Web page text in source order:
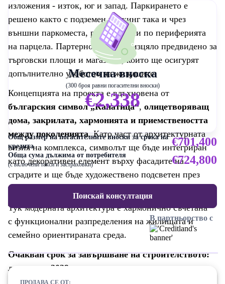
изложения - изток, юг и запад. Паркирането е
решено както с подземен паркинг така и чрез
външни паркоместа, разположени по периферията
на парцела. Партерното ниво е изцяло предвидено за
търговски площи и магазини, които ще осигурят
допълнително удобство на живущите.
Концепцията на проекта е вдъхновена от
българския символ „Канатица“, олицетворяващ
дома, закрилата, хармонията и приемствеността
между поколенията. Като част от архитектурната
визия на комплекса, символът ще бъде интегриран
като декоративен елемент върху фасадите на
сградите и ще бъде художествено подсветен през
тъмната част на денонощието.
Тук модерната архитектура е хармонично съчетана
с функционални разпределения на жилищата и
семейно ориентираната среда.
Очакван срок за завършване на строителството:
лятото на 2029 година.
Месечна вноска
(300 броя равни погасителни вноски)
€2,338
Общ размер на погасителните вноски за срока на
кредита
€701,400
Обща сума дължима от потребителя
(с включени такси и застраховки) €724,800
Поискай консултация
В партньорство с